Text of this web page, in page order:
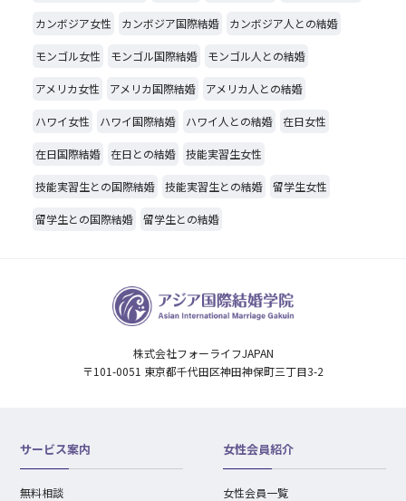
カンボジア女性 カンボジア国際結婚 カンボジア人との結婚
モンゴル女性 モンゴル国際結婚 モンゴル人との結婚
アメリカ女性 アメリカ国際結婚 アメリカ人との結婚
ハワイ女性 ハワイ国際結婚 ハワイ人との結婚 在日女性
在日国際結婚 在日との結婚 技能実習生女性
技能実習生との国際結婚 技能実習生との結婚 留学生女性
留学生との国際結婚 留学生との結婚
株式会社フォーライフJAPAN
〒101-0051 東京都千代田区神田神保町三丁目3-2
サービス案内
無料相談
女性会員紹介
女性会員一覧